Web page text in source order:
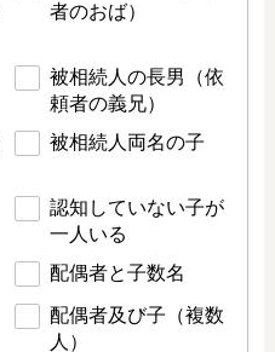
者のおば）
被相続人の長男（依
頼者の義兄）
被相続人両名の子
認知していない子が
一人いる
配偶者と子数名
配偶者及び子（複数
人）